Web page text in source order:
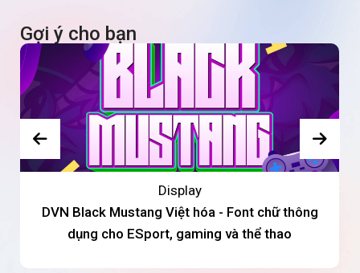
Gợi ý cho bạn
Display
DVN Black Mustang Việt hóa - Font chữ thông
dụng cho ESport, gaming và thể thao